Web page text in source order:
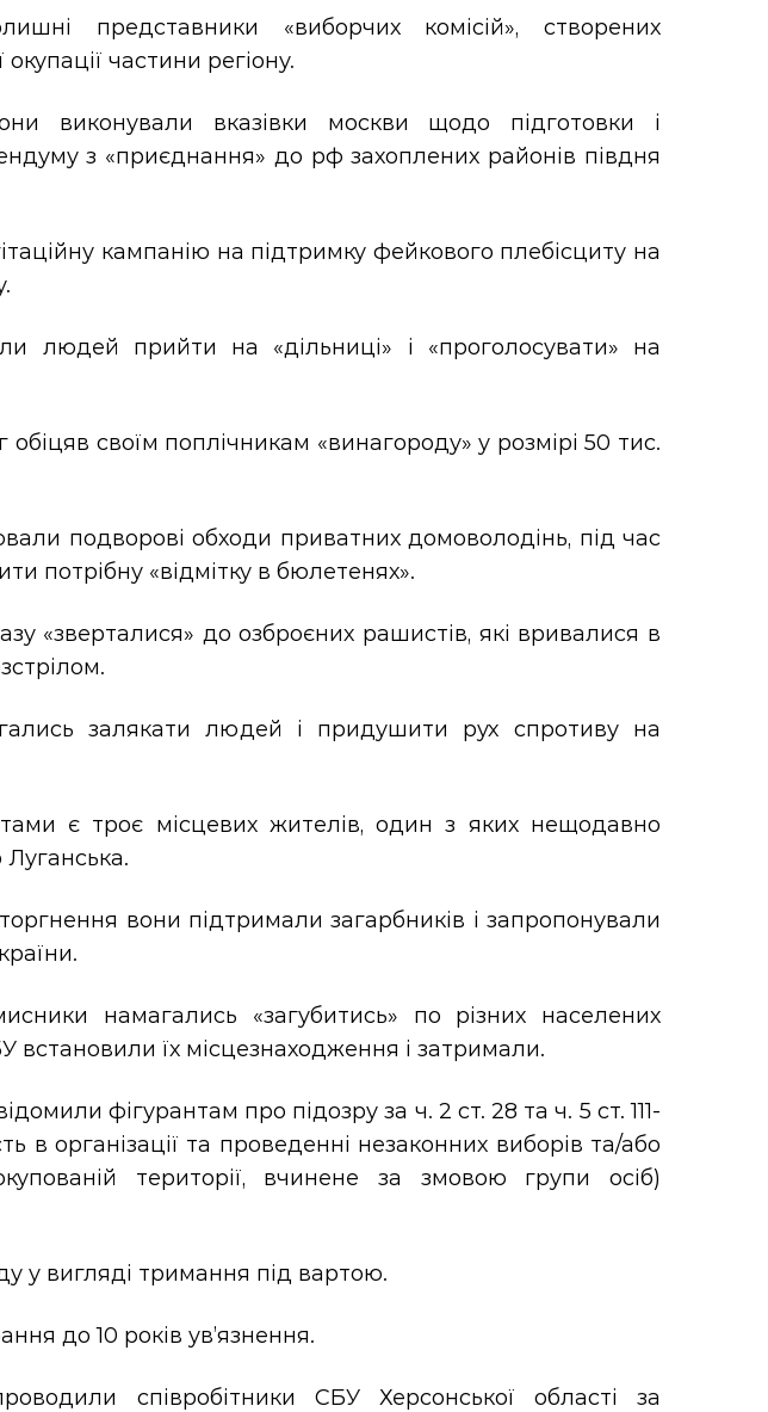
представники «виборчих комісій», створених
частини регіону.
виконували вказівки москви щодо підготовки і
з «приєднання» до рф захоплених районів півдня
кампанію на підтримку фейкового плебісциту на
людей прийти на «дільниці» і «проголосувати» на
обіцяв своїм поплічникам «винагороду» у розмірі 50 тис.
подворові обходи приватних домоволодінь, під час
потрібну «відмітку в бюлетенях».
«зверталися» до озброєних рашистів, які вривалися в
залякати людей і придушити рух спротиву на
є троє місцевих жителів, один з яких нещодавно
Луганська.
вони підтримали загарбників і запропонували
намагались «загубитись» по різних населених
встановили їх місцезнаходження і затримали.
фігурантам про підозру за ч. 2 ст. 28 та ч. 5 ст. 111-
в організації та проведенні незаконних виборів та/або
території, вчинене за змовою групи осіб)
у вигляді тримання під вартою.
до 10 років ув’язнення.
співробітники СБУ Херсонської області за